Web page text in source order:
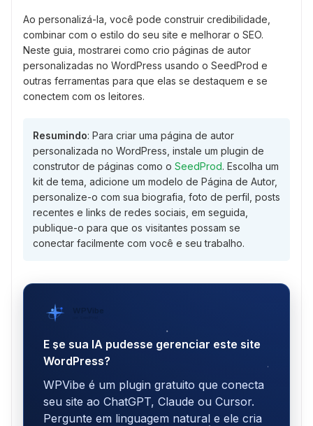
Ao personalizá-la, você pode construir credibilidade,
combinar com o estilo do seu site e melhorar o SEO.
Neste guia, mostrarei como crio páginas de autor
personalizadas no WordPress usando o SeedProd e
outras ferramentas para que elas se destaquem e se
conectem com os leitores.
Resumindo: Para criar uma página de autor
personalizada no WordPress, instale um plugin de
construtor de páginas como o SeedProd. Escolha um
kit de tema, adicione um modelo de Página de Autor,
personalize-o com sua biografia, foto de perfil, posts
recentes e links de redes sociais, em seguida,
publique-o para que os visitantes possam se
conectar facilmente com você e seu trabalho.
WPVibe
E se sua IA pudesse gerenciar este site
WordPress?
WPVibe é um plugin gratuito que conecta
seu site ao ChatGPT, Claude ou Cursor.
Pergunte em linguagem natural e ele cria